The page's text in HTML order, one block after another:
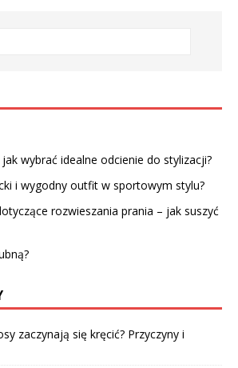
wybrać idealne odcienie do stylizacji?
i wygodny outfit w sportowym stylu?
rozwieszania prania – jak suszyć
zaczynają się kręcić? Przyczyny i